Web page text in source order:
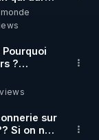
sur la
2001
?
sur
Si on ne